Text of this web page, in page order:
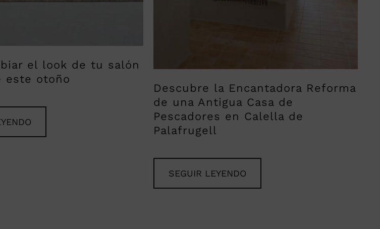
el look de tu salón
este otoño
Descubre la Encantadora Reforma
de una Antigua Casa de
Pescadores en Calella de
Palafrugell
SEGUIR LEYENDO